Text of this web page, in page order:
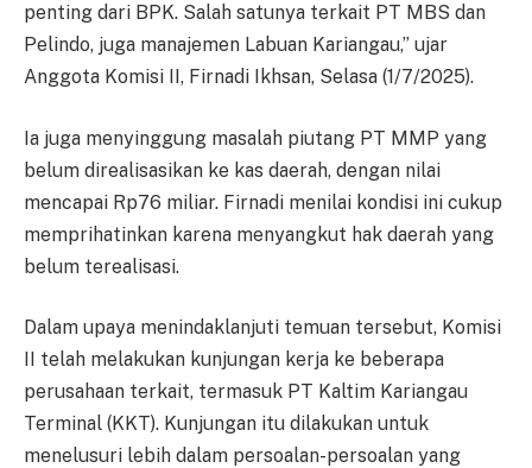
penting dari BPK. Salah satunya terkait PT MBS dan
Pelindo, juga manajemen Labuan Kariangau,” ujar
Anggota Komisi II, Firnadi Ikhsan, Selasa (1/7/2025).
Ia juga menyinggung masalah piutang PT MMP yang
belum direalisasikan ke kas daerah, dengan nilai
mencapai Rp76 miliar. Firnadi menilai kondisi ini cukup
memprihatinkan karena menyangkut hak daerah yang
belum terealisasi.
Dalam upaya menindaklanjuti temuan tersebut, Komisi
II telah melakukan kunjungan kerja ke beberapa
perusahaan terkait, termasuk PT Kaltim Kariangau
Terminal (KKT). Kunjungan itu dilakukan untuk
menelusuri lebih dalam persoalan-persoalan yang